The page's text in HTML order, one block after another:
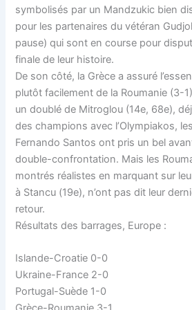
symbolisés par un Mandzukic bien
pour les partenaires du vétéran
pause) qui sont en course pour
finale de leur histoire.
De son côté, la Grèce a assuré
plutôt facilement de la Roumanie (3-
un doublé de Mitroglou (14e, 68e),
des champions avec l’Olympiakos,
Fernando Santos ont pris un bel
double-confrontation. Mais les
montrés réalistes en marquant sur
à Stancu (19e), n’ont pas dit leur
retour.
Résultats des barrages, Europe :
Islande-Croatie 0-0
Ukraine-France 2-0
Portugal-Suède 1-0